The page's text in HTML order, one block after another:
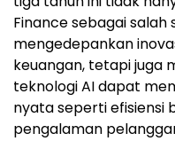
Finance sebagai salah
mengedepankan
keuangan, tetapi juga
teknologi AI dapat
nyata seperti efisiensi
pengalaman